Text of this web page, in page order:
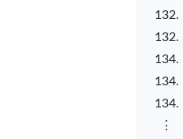
132.
132.
134.
134.
134.
⋮